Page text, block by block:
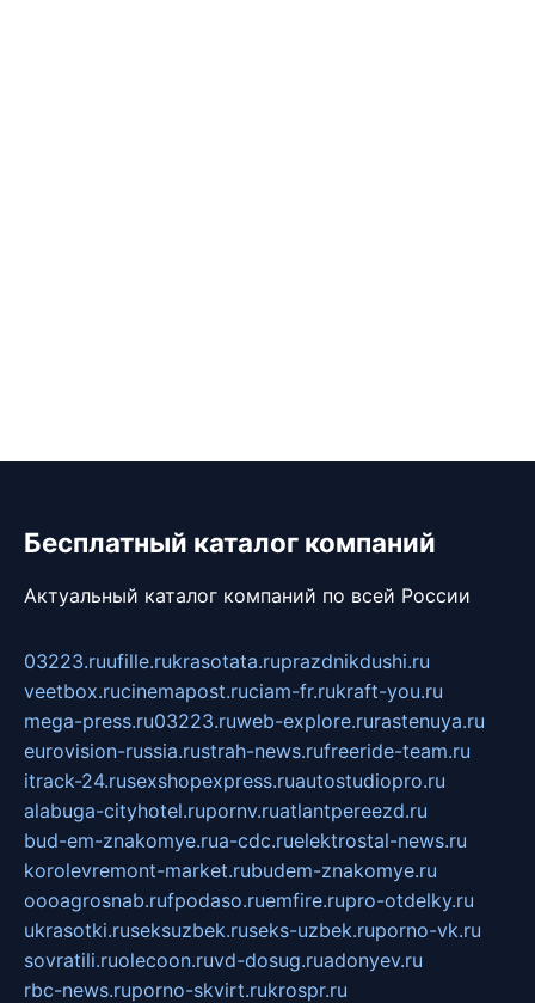
Бесплатный каталог компаний
Актуальный каталог компаний по всей России
03223.ruufille.rukrasotata.ruprazdnikdushi.ru
veetbox.rucinemapost.ruciam-fr.rukraft-you.ru
mega-press.ru03223.ruweb-explore.rurastenuya.ru
eurovision-russia.rustrah-news.rufreeride-team.ru
itrack-24.rusexshopexpress.ruautostudiopro.ru
alabuga-cityhotel.rupornv.ruatlantpereezd.ru
bud-em-znakomye.rua-cdc.ruelektrostal-news.ru
korolevremont-market.rubudem-znakomye.ru
oooagrosnab.rufpodaso.ruemfire.rupro-otdelky.ru
ukrasotki.ruseksuzbek.ruseks-uzbek.ruporno-vk.ru
sovratili.ruolecoon.ruvd-dosug.ruadonyev.ru
rbc-news.ruporno-skvirt.rukrospr.ru